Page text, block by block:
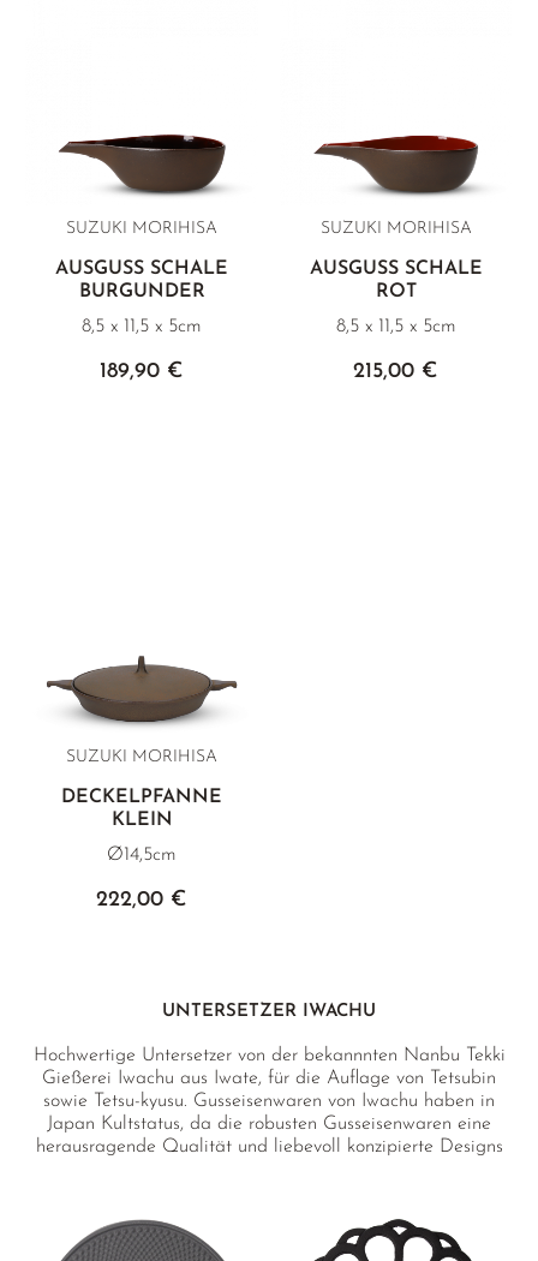
SUZUKI MORIHISA
AUSGUSS SCHALE
BURGUNDER
8,5 x 11,5 x 5cm
189,90 €
SUZUKI MORIHISA
AUSGUSS SCHALE
ROT
8,5 x 11,5 x 5cm
215,00 €
SUZUKI MORIHISA
DECKELPFANNE
KLEIN
Ø14,5cm
222,00 €
UNTERSETZER IWACHU
Hochwertige Untersetzer von der bekannnten Nanbu Tekki
Gießerei Iwachu aus Iwate, für die Auflage von Tetsubin
sowie Tetsu-kyusu. Gusseisenwaren von Iwachu haben in
Japan Kultstatus, da die robusten Gusseisenwaren eine
herausragende Qualität und liebevoll konzipierte Designs